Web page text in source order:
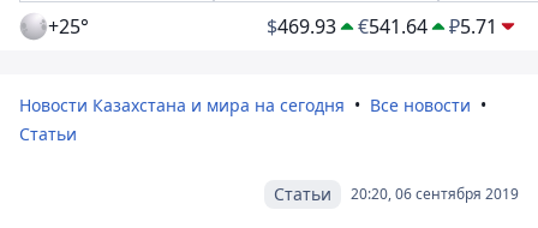
+25° $469.93 €541.64 ₽5.71
Новости Казахстана и мира на сегодня
Все новости
Статьи
20:20, 06 сентября 2019
Статьи